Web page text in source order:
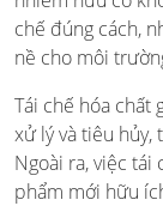
chế đúng cách,
nề cho môi
Tái chế hóa chất
xử lý và tiêu
Ngoài ra, việc tái
phẩm mới hữu